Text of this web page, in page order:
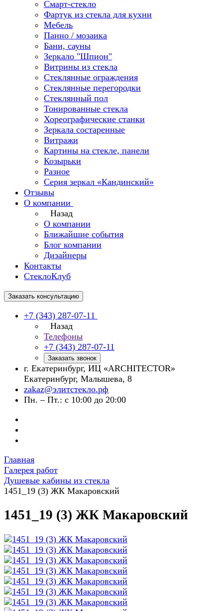
Смарт-стекло
Фартук из стекла для кухни
Мебель
Панно / мозаика
Бани, сауны
Зеркало "Шпион"
Витрины из стекла
Стеклянные ограждения
Стеклянные перегородки
Стеклянный пол
Тонированные стекла
Хореографические станки
Зеркала состаренные
Витражи
Картины на стекле, панели
Козырьки
Разное
Серия зеркал «Кандинский»
Отзывы
О компании
Назад
О компании
Ближайшие события
Блог компании
Дизайнеры
Контакты
СтеклоКлуб
Заказать консультацию
+7 (343) 287-07-11
Назад
Телефоны
+7 (343) 287-07-11
Заказать звонок
г. Екатеринбург, ИЦ «ARCHITECTOR»
Екатеринбург, Малышева, 8
zakaz@элитстекло.рф
Пн. – Пт.: с 10:00 до 20:00
Главная
Галерея работ
Душевые кабины из стекла
1451_19 (3) ЖК Макаровский
1451_19 (3) ЖК Макаровский